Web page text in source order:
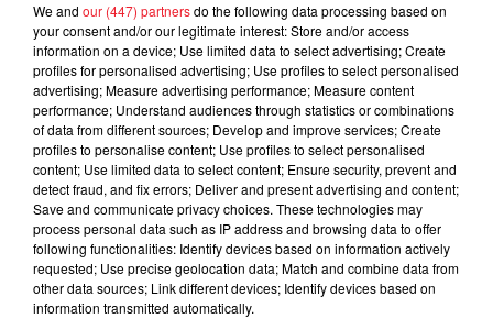
Cet élément est masqué compte-tenu du refus du
dépôt de cookies que vous avez exprimé. Si vous
souhaitez l'afficher, merci de nous donner votre
accord en cliquant sur le bouton ci-dessous.
Afficher l'élément
We and our (447) partnersdo the following data processing based on
your consent and/or our legitimate interest: Store and/or access
information on a device; Use limited data to select advertising; Create
profiles for personalised advertising; Use profiles to select personalised
advertising; Measure advertising performance; Measure content
performance; Understand audiences through statistics or combinations
of data from different sources; Develop and improve services; Create
profiles to personalise content; Use profiles to select personalised
content; Use limited data to select content; Ensure security, prevent and
detect fraud, and fix errors; Deliver and present advertising and content;
Save and communicate privacy choices. These technologies may
process personal data such as IP address and browsing data to offer
following functionalities: Identify devices based on information actively
requested; Use precise geolocation data; Match and combine data from
other data sources; Link different devices; Identify devices based on
information transmitted automatically.